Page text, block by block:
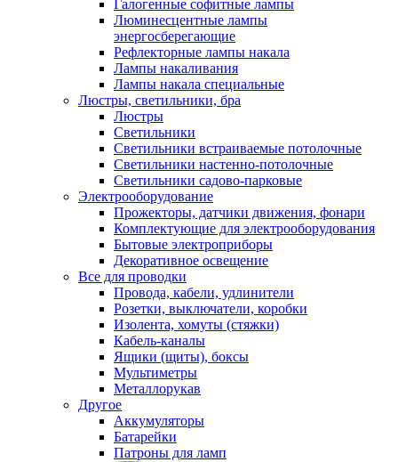
Галогенные софитные лампы
Люминесцентные лампы
энергосберегающие
Рефлекторные лампы накала
Лампы накаливания
Лампы накала специальные
Люстры, светильники, бра
Люстры
Светильники
Светильники встраиваемые потолочные
Светильники настенно-потолочные
Светильники садово-парковые
Электрооборудование
Прожекторы, датчики движения, фонари
Комплектующие для электрооборудования
Бытовые электроприборы
Декоративное освещение
Все для проводки
Провода, кабели, удлинители
Розетки, выключатели, коробки
Изолента, хомуты (стяжки)
Кабель-каналы
Ящики (щиты), боксы
Мультиметры
Металлорукав
Другое
Аккумуляторы
Батарейки
Патроны для ламп